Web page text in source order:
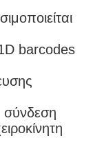
barcodes